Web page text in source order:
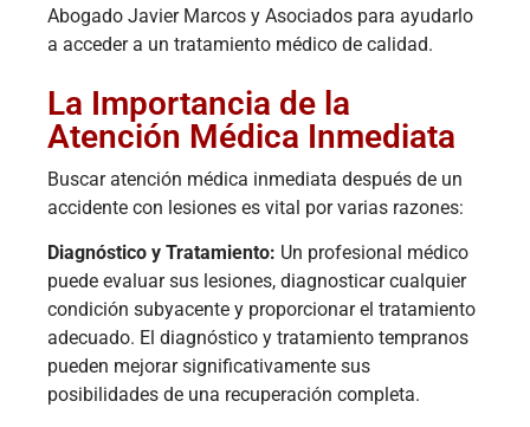
Abogado Javier Marcos y Asociados para ayudarlo
a acceder a un tratamiento médico de calidad.
La Importancia de la
Atención Médica Inmediata
Buscar atención médica inmediata después de un
accidente con lesiones es vital por varias razones:
Diagnóstico y Tratamiento: Un profesional médico
puede evaluar sus lesiones, diagnosticar cualquier
condición subyacente y proporcionar el tratamiento
adecuado. El diagnóstico y tratamiento tempranos
pueden mejorar significativamente sus
posibilidades de una recuperación completa.